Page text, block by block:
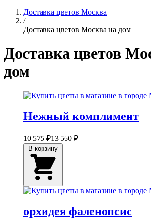
Доставка цветов Москва
/
Доставка цветов Москва на дом
Доставка цветов
дом
Нежный комплимент
10 575 ₽13 560 ₽
орхидея фаленопсис